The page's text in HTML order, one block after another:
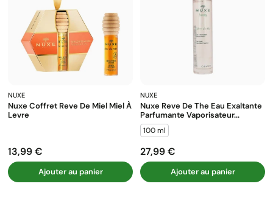
NUXE
Nuxe Coffret Reve De Miel Miel À
Levre
Prix
13,99 €
Ajouter au panier
NUXE
Nuxe Reve De The Eau Exaltante
Parfumante Vaporisateur...
100 ml
Prix
27,99 €
Ajouter au panier